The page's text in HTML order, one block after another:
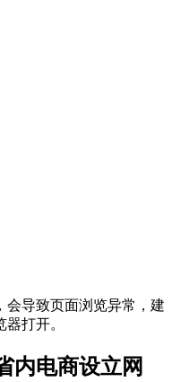
会导致页面浏览异常，建
打开。
内电商设立网